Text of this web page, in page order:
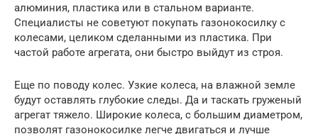
алюминия, пластика или в стальном варианте.
Специалисты не советуют покупать газонокосилку с
колесами, целиком сделанными из пластика. При
частой работе агрегата, они быстро выйдут из строя.
Еще по поводу колес. Узкие колеса, на влажной земле
будут оставлять глубокие следы. Да и таскать груженый
агрегат тяжело. Широкие колеса, с большим диаметром,
позволят газонокосилке легче двигаться и лучше